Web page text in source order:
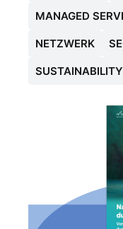
MANAGED
NETZWERK